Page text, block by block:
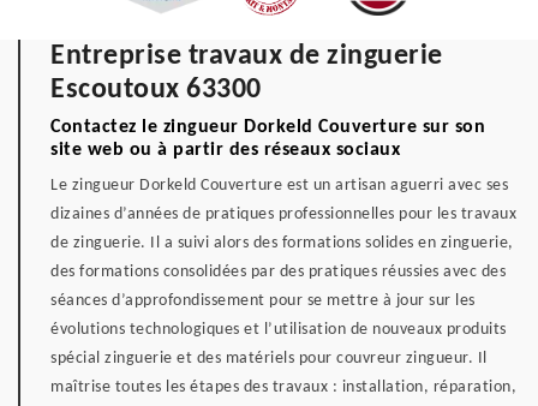
Entreprise travaux de zinguerie
Escoutoux 63300
Contactez le zingueur Dorkeld Couverture sur son
site web ou à partir des réseaux sociaux
Le zingueur Dorkeld Couverture est un artisan aguerri avec ses
dizaines d’années de pratiques professionnelles pour les travaux
de zinguerie. Il a suivi alors des formations solides en zinguerie,
des formations consolidées par des pratiques réussies avec des
séances d’approfondissement pour se mettre à jour sur les
évolutions technologiques et l’utilisation de nouveaux produits
spécial zinguerie et des matériels pour couvreur zingueur. Il
maîtrise toutes les étapes des travaux : installation, réparation,